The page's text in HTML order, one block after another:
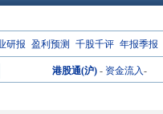
研报 盈利预测 千股千评 年报季报
港股通(沪) - 资金流入-